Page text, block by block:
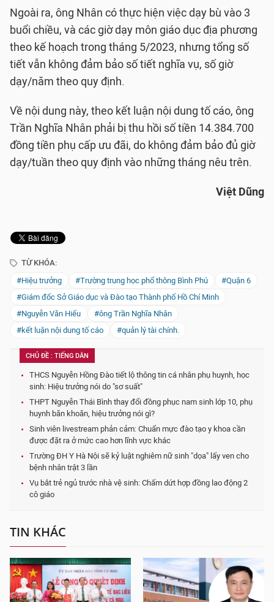
Ngoài ra, ông Nhân có thực hiện việc dạy bù vào 3
buổi chiều, và các giờ dạy môn giáo dục địa phương
theo kế hoạch trong tháng 5/2023, nhưng tổng số
tiết vẫn không đảm bảo số tiết nghĩa vụ, số giờ
dạy/năm theo quy định.
Về nội dung này, theo kết luận nội dung tố cáo, ông
Trần Nghĩa Nhân phải bị thu hồi số tiền 14.384.700
đồng tiền phụ cấp ưu đãi, do không đảm bảo đủ giờ
dạy/tuần theo quy định vào những tháng nêu trên.
Việt Dũng
TỪ KHÓA:
#Hiệu trưởng
#Trường trung học phổ thông Bình Phú
#Quận 6
#Giám đốc Sở Giáo dục và Đào tạo Thành phố Hồ Chí Minh
#Nguyễn Văn Hiếu
#ông Trần Nghĩa Nhân
#kết luận nội dung tố cáo
#quản lý tài chính.
CHỦ ĐỀ : TIẾNG DÂN
THCS Nguyễn Hồng Đào tiết lộ thông tin cá nhân phụ huynh, học
sinh: Hiệu trưởng nói do "sơ suất"
THPT Nguyễn Thái Bình thay đổi đồng phục nam sinh lớp 10, phụ
huynh băn khoăn, hiệu trưởng nói gì?
Sinh viên livestream phản cảm: Chuẩn mực đào tạo y khoa cần
được đặt ra ở mức cao hơn lĩnh vực khác
Trường ĐH Y Hà Nội sẽ kỷ luật nghiêm nữ sinh "dọa" lấy ven cho
bệnh nhân trật 3 lần
Vụ bắt trẻ ngủ trước nhà vệ sinh: Chấm dứt hợp đồng lao động 2
cô giáo
TIN KHÁC